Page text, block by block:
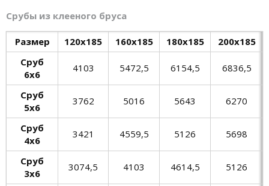
Срубы из клееного бруса
Размер 120х185 160х185 180х185
200х185
Сруб
6х6
4103 5472,5 6154,5 6836,5
Сруб
5х6
3762 5016 5643 6270
Сруб
4х6
3421 4559,5 5126 5698
Сруб
3х6
3074,5 4103 4614,5 5126